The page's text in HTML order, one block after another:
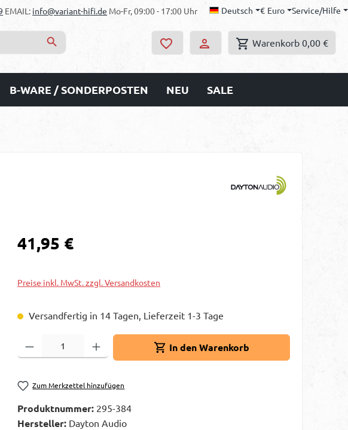
EMAIL: info@variant-hifi.de Mo-Fr, 09:00 - 17:00 Uhr Deutsch € Euro Service/Hilfe
Warenkorb 0,00 €
B-WARE / SONDERPOSTEN NEU SALE
Regulärer Preis:
41,95 €
Preise inkl. MwSt. zzgl. Versandkosten
Versandfertig in 14 Tagen, Lieferzeit 1-3 Tage
Produkt Anzahl: Gib den gewünschten Wert ein oder benutze die Schaltflächen um die
In den Warenkorb
Zum Merkzettel hinzufügen
Produktnummer: 295-384
Hersteller: Dayton Audio